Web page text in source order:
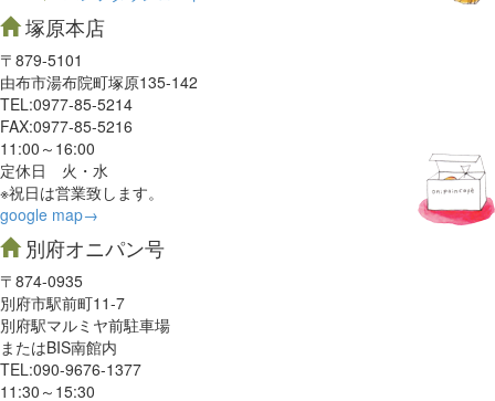
塚原本店
〒879-5101
由布市湯布院町塚原135-142
TEL:0977‐85-5214
FAX:0977‐85-5216
11:00～16:00
定休日 火・水
※祝日は営業致します。
google map→
別府オニパン号
〒874-0935
別府市駅前町11-7
別府駅マルミヤ前駐車場
またはBIS南館内
TEL:090-9676-1377
11:30～15:30